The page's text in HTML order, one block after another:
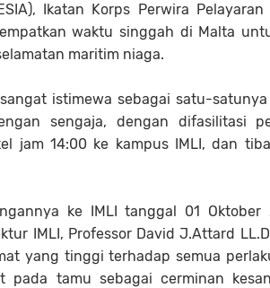
Ikatan Korps Perwira
waktu singgah di Malta
maritim niaga.
istimewa sebagai satu-
sengaja, dengan difasilitasi
jam 14:00 ke kampus IMLI, dan
ke IMLI tanggal 01
IMLI, Professor David J.Attard
yang tinggi terhadap semua
pada tamu sebagai cerminan